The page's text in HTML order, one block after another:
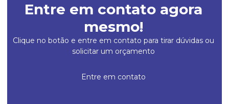
Entre em contato agora
mesmo!
Clique no botão e entre em contato para tirar dúvidas ou
solicitar um orçamento
Entre em contato